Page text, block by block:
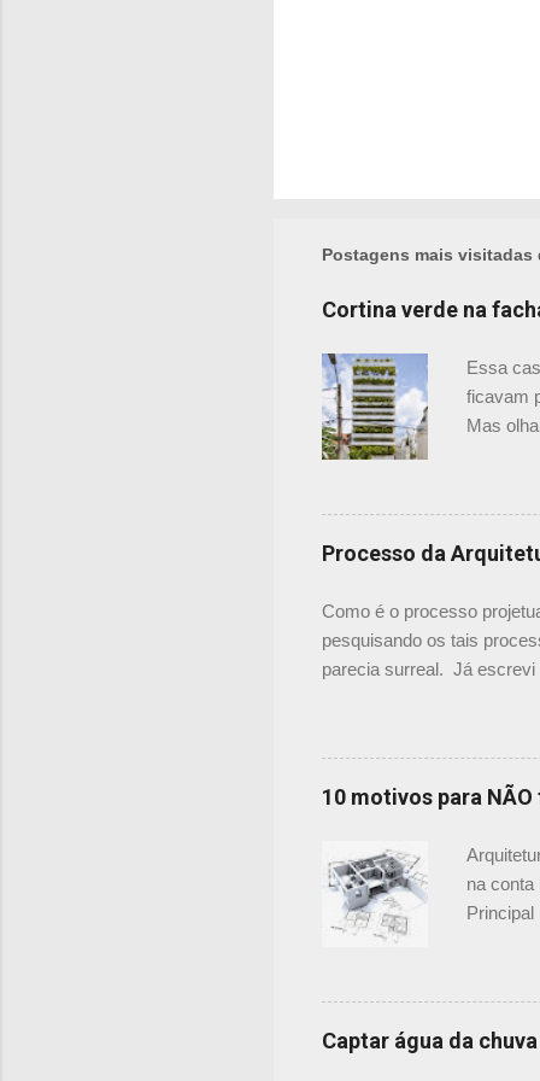
Postagens mais visitadas
Cortina verde na
Essa
ficavam
Mas
Justo
acha-las
onde
mas o
Processo da
Como é o processo
pesquisando os tais
parecia surreal. Já
Projetar. Vale a visita
Entrevista e discussões
projeto vai dar certo ou
vamos ficar amigões,
10 motivos para
na
são a
ganhar
Captar água da chuva